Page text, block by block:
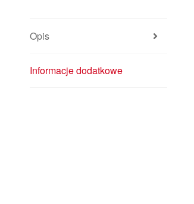
Opis
Informacje dodatkowe